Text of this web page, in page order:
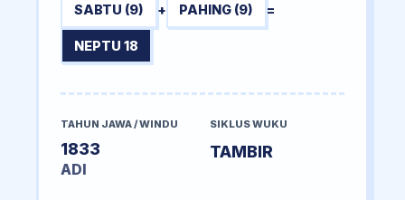
SABTU (9) + PAHING (9) =
NEPTU 18
TAHUN JAWA / WINDU
1833
ADI
SIKLUS WUKU
TAMBIR